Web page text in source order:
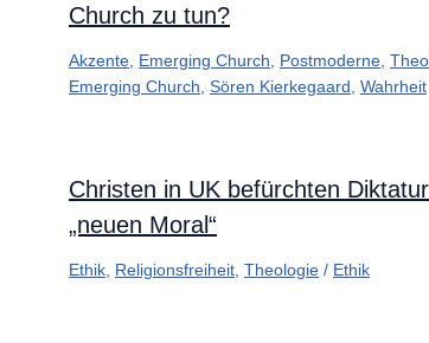
Church zu tun?
Akzente Emerging Church Postmoderne
Emerging Church Sören Kierkegaard Wahrheit
Christen in UK befürchten
„neuen Moral“
Ethik Religionsfreiheit Theologie / Ethik